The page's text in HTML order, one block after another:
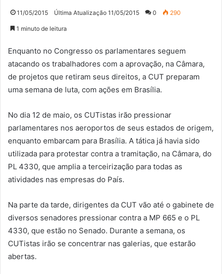
11/05/2015 Última Atualização 11/05/2015 0 290
1 minuto de leitura
Enquanto no Congresso os parlamentares seguem
atacando os trabalhadores com a aprovação, na Câmara,
de projetos que retiram seus direitos, a CUT preparam
uma semana de luta, com ações em Brasília.
No dia 12 de maio, os CUTistas irão pressionar
parlamentares nos aeroportos de seus estados de origem,
enquanto embarcam para Brasília. A tática já havia sido
utilizada para protestar contra a tramitação, na Câmara, do
PL 4330, que amplia a terceirização para todas as
atividades nas empresas do País.
Na parte da tarde, dirigentes da CUT vão até o gabinete de
diversos senadores pressionar contra a MP 665 e o PL
4330, que estão no Senado. Durante a semana, os
CUTistas irão se concentrar nas galerias, que estarão
abertas.